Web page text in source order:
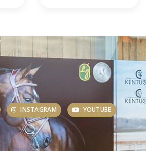
INSTAGRAM YOUTUBE